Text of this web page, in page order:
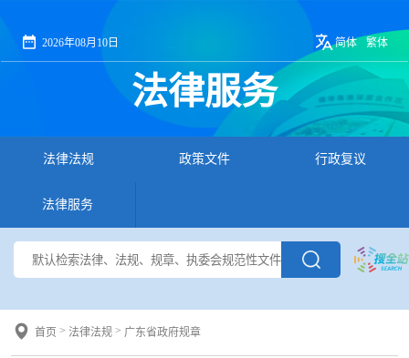
法律服务
2026年08月10日 简体 繁体
法律法规 政策文件 行政复议
法律服务
首页 > 法律法规 > 广东省政府规章